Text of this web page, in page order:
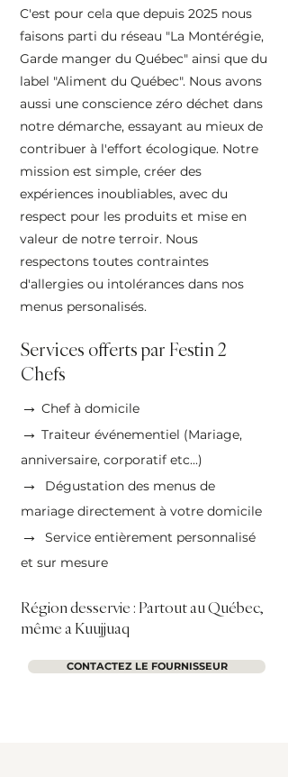
C'est pour cela que depuis 2025 nous
faisons parti du réseau "La Montérégie,
Garde manger du Québec" ainsi que du
label "Aliment du Québec". Nous avons
aussi une conscience zéro déchet dans
notre démarche, essayant au mieux de
contribuer à l'effort écologique. Notre
mission est simple, créer des
expériences inoubliables, avec du
respect pour les produits et mise en
valeur de notre terroir. Nous
respectons toutes contraintes
d'allergies ou intolérances dans nos
menus personalisés.
Services offerts par Festin 2
Chefs
→ Chef à domicile
→ Traiteur événementiel (Mariage,
anniversaire, corporatif etc...)
→
Dégustation des menus de
mariage directement à votre domicile
→
Service entièrement personnalisé
et sur mesure
Région desservie : Partout au Québec,
même a Kuujjuaq
CONTACTEZ LE FOURNISSEUR